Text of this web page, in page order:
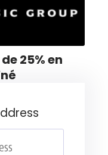
25% en